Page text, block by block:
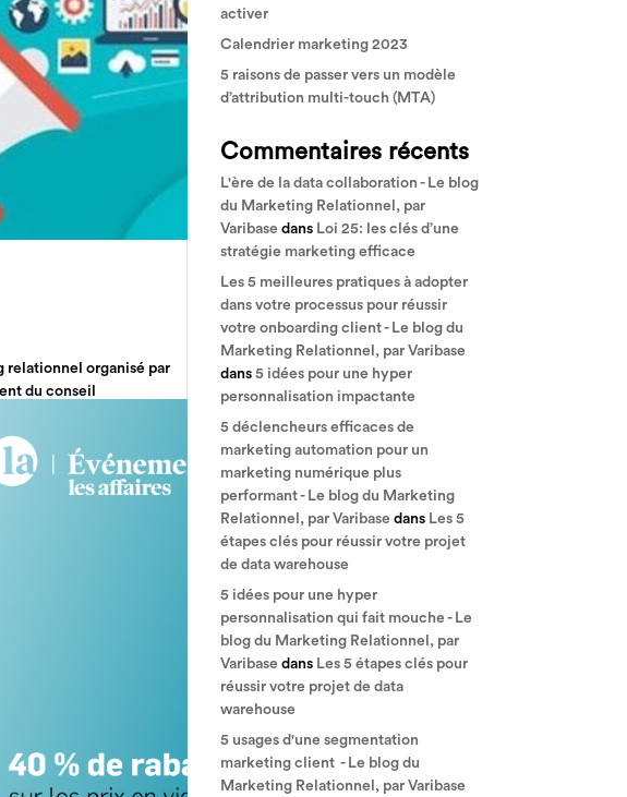
relationnel organisé par
du conseil
activer
Calendrier marketing 2023
5 raisons de passer vers un modèle
d’attribution multi-touch (MTA)
Commentaires récents
L'ère de la data collaboration - Le blog
du Marketing Relationnel, par
Varibase dans Loi 25: les clés d’une
stratégie marketing efficace
Les 5 meilleures pratiques à adopter
dans votre processus pour réussir
votre onboarding client - Le blog du
Marketing Relationnel, par Varibase
dans 5 idées pour une hyper
personnalisation impactante
5 déclencheurs efficaces de
marketing automation pour un
marketing numérique plus
performant - Le blog du Marketing
Relationnel, par Varibase dans Les 5
étapes clés pour réussir votre projet
de data warehouse
5 idées pour une hyper
personnalisation qui fait mouche - Le
blog du Marketing Relationnel, par
Varibase dans Les 5 étapes clés pour
réussir votre projet de data
warehouse
5 usages d'une segmentation
marketing client - Le blog du
Marketing Relationnel, par Varibase